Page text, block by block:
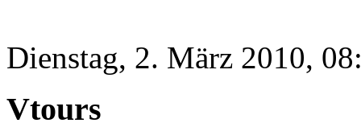
Dienstag, 2. März 2010,
Vtours